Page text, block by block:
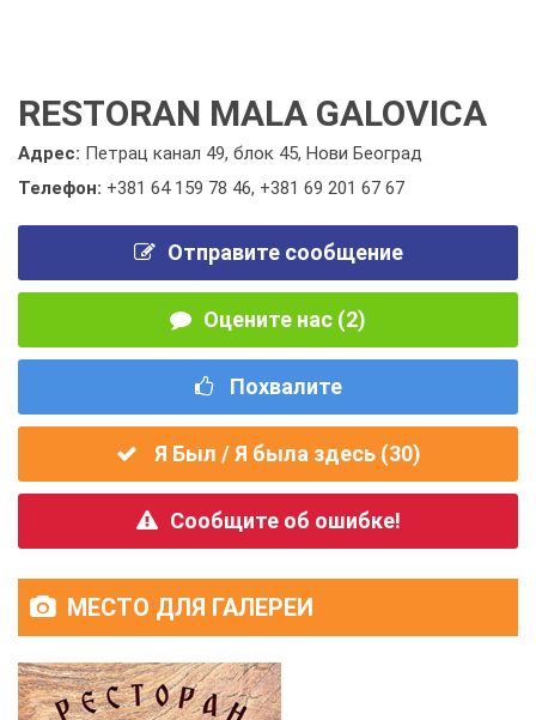
RESTORAN MALA GALOVICA
Адрес: Петрац канал 49, блок 45, Нови Београд
Телефон: +381 64 159 78 46, +381 69 201 67 67
Отправите сообщение
Оцените нас (2)
Похвалите
Я Был / Я была здесь (30)
Сообщите об ошибке!
МЕСТО ДЛЯ ГАЛЕРЕИ